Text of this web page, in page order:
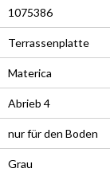
1075386
Terrassenplatte
Materica
Abrieb 4
nur für den Boden
Grau